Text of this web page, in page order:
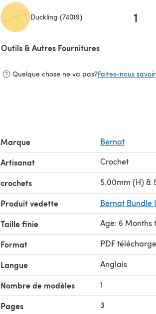
Duckling (74019) 1
Outils & Autres Fournitures
Quelque chose ne va pas?Faites-nous
Marque Bernat
Artisanat Crochet
crochets 5.00mm (H) &
Produit vedette Bernat Bundle
Taille finie Age: 6 Months
Format PDF
Langue Anglais
Nombre de modèles 1
Pages 3